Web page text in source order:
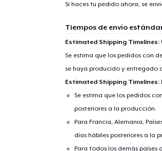
Si haces tu pedido ahora, se
Tiempos de envío
Estimated Shipping
Se estima que los pedidos con
se haya producido y entregado
Estimated Shipping Timelines:
Se estima que los pedidos
posteriores a la producción.
Para Francia, Alemania,
días hábiles posteriores a la
Para todos los demás países